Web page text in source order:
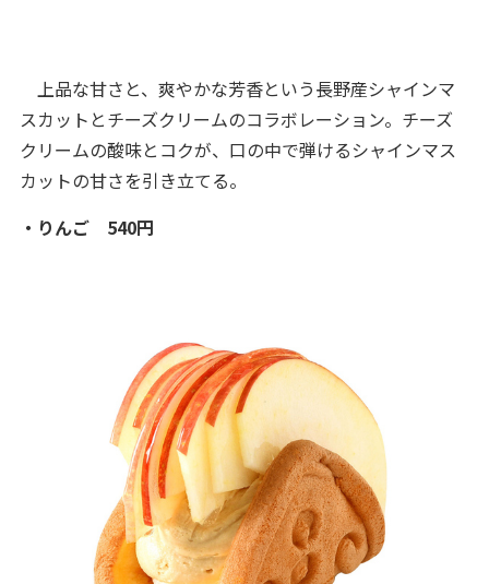
上品な甘さと、爽やかな芳香という長野産シャインマ
スカットとチーズクリームのコラボレーション。チーズ
クリームの酸味とコクが、口の中で弾けるシャインマス
カットの甘さを引き立てる。
・りんご 540円